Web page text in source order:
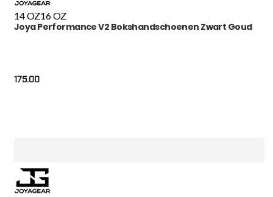
14 OZ16 OZ
Joya Performance V2 Bokshandschoenen Zwart Goud
175.00